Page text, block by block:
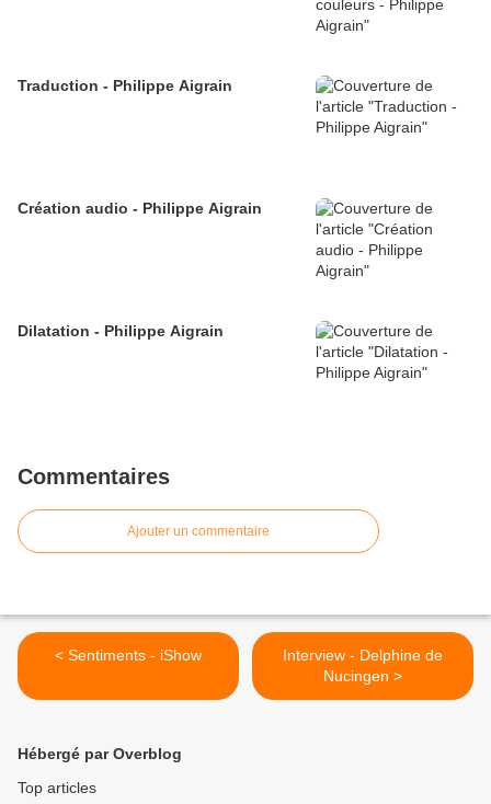
Traduction - Philippe Aigrain
Création audio - Philippe Aigrain
Dilatation - Philippe Aigrain
Commentaires
Ajouter un commentaire
< Sentiments - iShow
Interview - Delphine de
Nucingen >
Hébergé par Overblog
Top articles